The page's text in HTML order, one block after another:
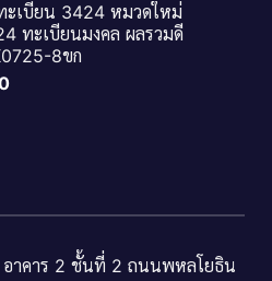
ะเบียน 3424 หมวดใหม่
ทะเบียนมงคล ผลรวมดี
8ขก
อาคาร 2 ชั้นที่ 2 ถนนพหลโยธิน